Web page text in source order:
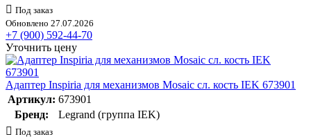
Под заказ
Обновлено 27.07.2026
+7 (900) 592-44-70
Уточнить цену
Адаптер Inspiria для механизмов Mosaic сл. кость IEK 673901
Артикул: 673901
Бренд:
Legrand (группа IEK)
Под заказ